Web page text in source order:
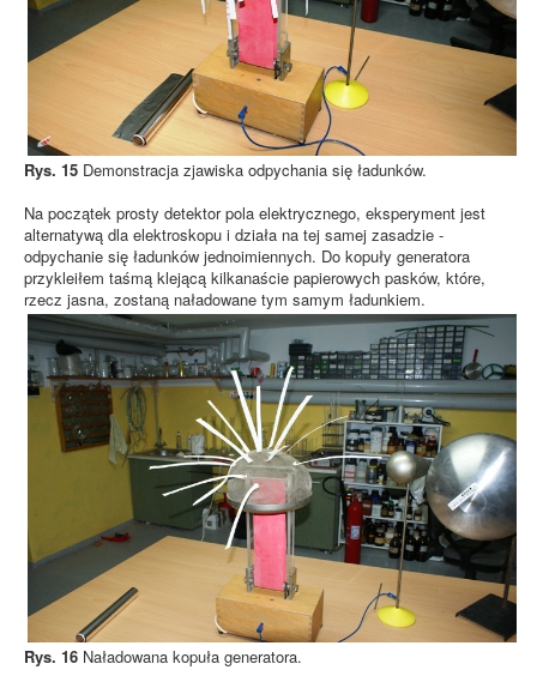
Rys. 15 Demonstracja zjawiska odpychania się ładunków.
Na początek prosty detektor pola elektrycznego, eksperyment jest
alternatywą dla elektroskopu i działa na tej samej zasadzie -
odpychanie się ładunków jednoimiennych. Do kopuły generatora
przykleiłem taśmą klejącą kilkanaście papierowych pasków, które,
rzecz jasna, zostaną naładowane tym samym ładunkiem.
Rys. 16 Naładowana kopuła generatora.